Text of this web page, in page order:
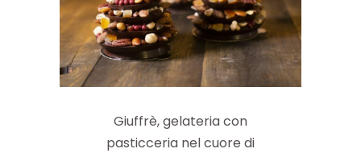
Giuffrè, gelateria con
pasticceria nel cuore di